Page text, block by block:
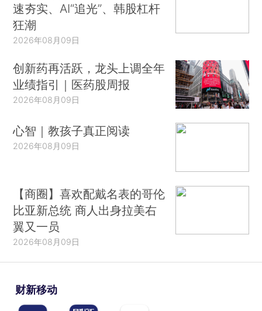
速夯实、AI“追光”、韩股杠杆
狂潮
2026年08月09日
创新药再活跃，龙头上调全年
业绩指引｜医药股周报
2026年08月09日
心智｜教孩子真正阅读
2026年08月09日
【商圈】喜欢配戴名表的哥伦
比亚新总统 商人出身拉美右
翼又一员
2026年08月09日
财新移动